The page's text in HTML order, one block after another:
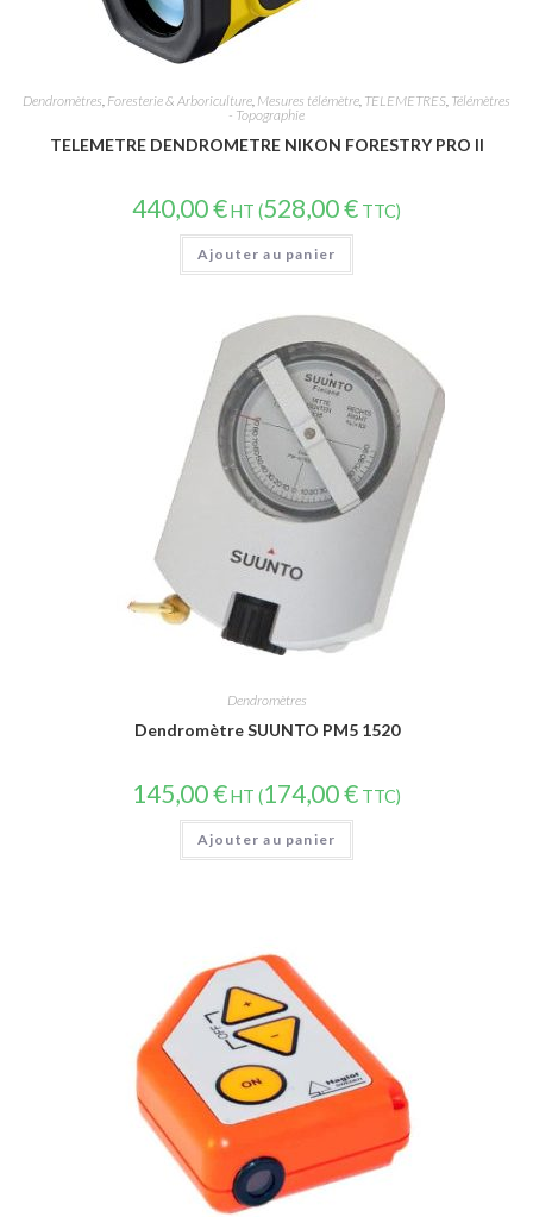
Dendromètres Foresterie & Arboriculture Mesures télémètre TELEMETRES Télémètres
- Topographie
TELEMETRE DENDROMETRE NIKON FORESTRY PRO II
440,00€HT (528,00€ TTC)
Ajouter au panier
Dendromètres
Dendromètre SUUNTO PM5 1520
145,00€HT (174,00€ TTC)
Ajouter au panier